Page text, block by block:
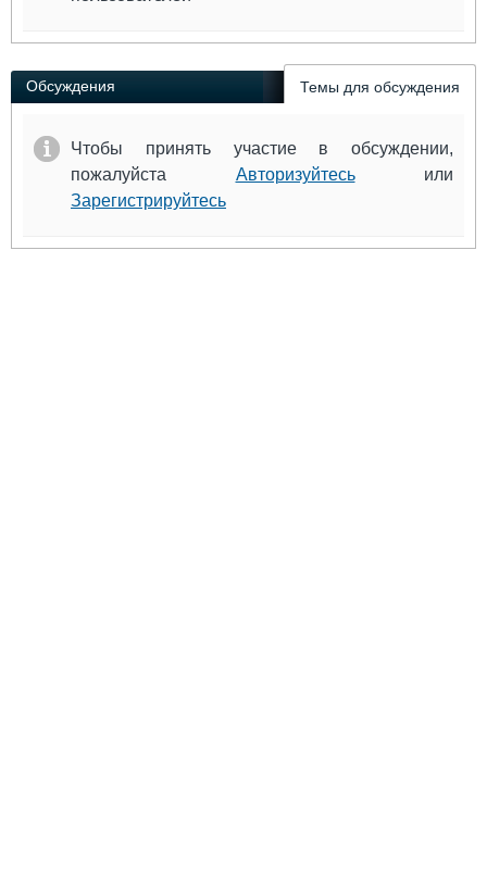
Обсуждения Темы для обсуждения
Чтобы принять участие в обсуждении,
пожалуйста Авторизуйтесьили
Зарегистрируйтесь